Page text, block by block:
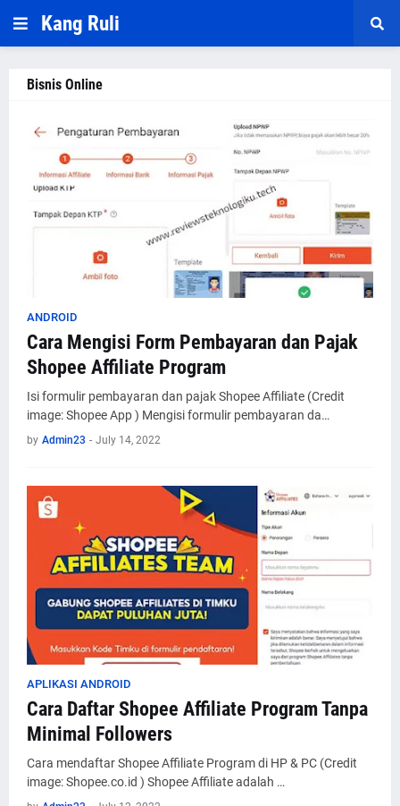
Kang Ruli
Bisnis Online
ANDROID
Cara Mengisi Form Pembayaran dan Pajak
Shopee Affiliate Program
Isi formulir pembayaran dan pajak Shopee Affiliate (Credit
image: Shopee App ) Mengisi formulir pembayaran da…
by Admin23 - July 14, 2022
APLIKASI ANDROID
Cara Daftar Shopee Affiliate Program Tanpa
Minimal Followers
Cara mendaftar Shopee Affiliate Program di HP & PC (Credit
image: Shopee.co.id ) Shopee Affiliate adalah …